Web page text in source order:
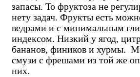
запасы. То фруктоза не
нету задач. Фрукты есть
ведрами и с минимальным
индексом. Низкий у ягод,
бананов, фиников и хурмы.
смузи с фрешами из той же
них.